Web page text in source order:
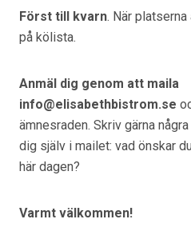
Först till kvarn. När
på kölista.
Anmäl dig genom att maila
info@elisabethbistrom.se
ämnesraden. Skriv gärna
dig själv i mailet: vad önskar
här dagen?
Varmt välkommen!